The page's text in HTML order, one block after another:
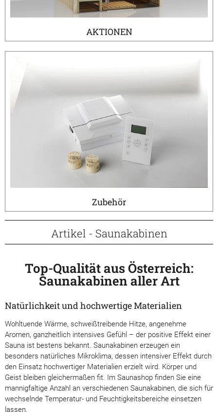
AKTIONEN
Zubehör
Artikel - Saunakabinen
Top-Qualität aus Österreich:
Saunakabinen aller Art
Natürlichkeit und hochwertige Materialien
Wohltuende Wärme, schweißtreibende Hitze, angenehme
Aromen, ganzheitlich intensives Gefühl – der positive Effekt einer
Sauna ist bestens bekannt. Saunakabinen erzeugen ein
besonders natürliches Mikroklima, dessen intensiver Effekt durch
den Einsatz hochwertiger Materialien erzielt wird. Körper und
Geist bleiben gleichermaßen fit. Im Saunashop finden Sie eine
mannigfaltige Anzahl an verschiedenen Saunakabinen, die sich für
wechselnde Temperatur- und Feuchtigkeitsbereiche einsetzen
lassen.